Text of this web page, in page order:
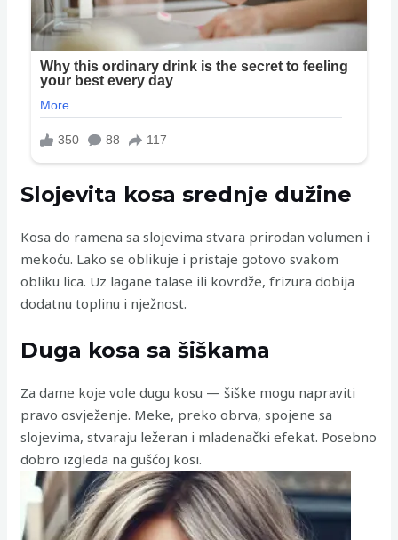
Slojevita kosa srednje dužine
Kosa do ramena sa slojevima stvara prirodan volumen i
mekoću. Lako se oblikuje i pristaje gotovo svakom
obliku lica. Uz lagane talase ili kovrdže, frizura dobija
dodatnu toplinu i nježnost.
Duga kosa sa šiškama
Za dame koje vole dugu kosu — šiške mogu napraviti
pravo osvježenje. Meke, preko obrva, spojene sa
slojevima, stvaraju ležeran i mladenački efekat. Posebno
dobro izgleda na gušćoj kosi.